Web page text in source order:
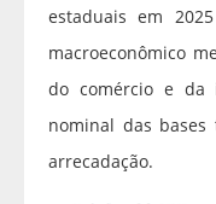
estaduais em
macroeconômico
do comércio e da
nominal das
arrecadação.